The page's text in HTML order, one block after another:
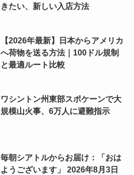
きたい、新しい入店方法
【2026年最新】日本からアメリカ
へ荷物を送る方法｜100ドル規制
と最適ルート比較
ワシントン州東部スポケーンで大
規模山火事、6万人に避難指示
毎朝シアトルからお届け：「おは
ようございます」 2026年8月3日